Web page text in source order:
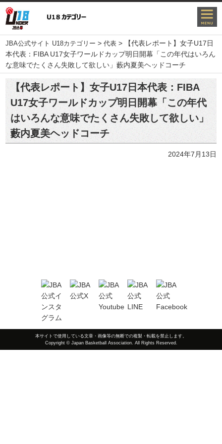
JBA公式サイト U18カテゴリー >代表 >
【代表レポート】女子U17日
本代表：FIBA U17女子ワールドカップ明日開幕「この年代はいろん
な意味でたくさん失敗して欲しい」藪内夏美ヘッドコーチ
【代表レポート】女子U17日本代表：FIBA
U17女子ワールドカップ明日開幕「この年代
はいろんな意味でたくさん失敗して欲しい」
藪内夏美ヘッドコーチ
2024年7月13日
本サイトで使用している文章・画像等の無断での複製・転載を禁止します。
Copyright © Japan Basketball Association. All Rights Reserved.